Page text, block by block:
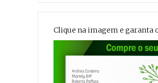
Clique na imagem e garanta